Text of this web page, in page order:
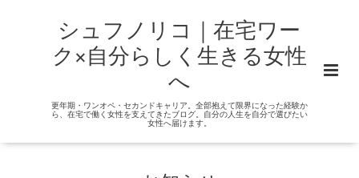
シュフノリコ｜在宅ワー
ク×自分らしく生きる女性
へ
更年期・ワンオペ・セカンドキャリア。全部抱えて限界になった経験か
ら、在宅で働く女性を支えてきたブログ。自分の人生を自分で選びたい
女性へ届けます。